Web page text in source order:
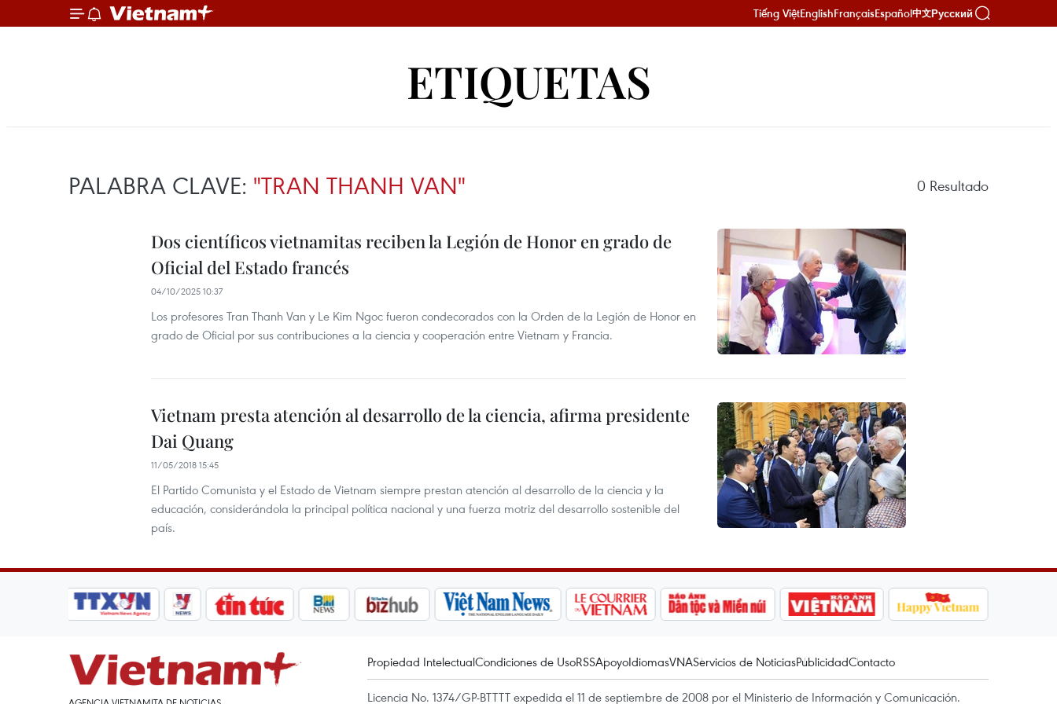
Tiếng ViệtEnglishFrançaisEspañol中文Русский
ETIQUETAS
PALABRA CLAVE: "TRAN THANH VAN" 0 Resultado
Dos científicos vietnamitas reciben la Legión de Honor en grado de
Oficial del Estado francés
04/10/2025 10:37
Los profesores Tran Thanh Van y Le Kim Ngoc fueron condecorados con la Orden de la Legión de Honor en
grado de Oficial por sus contribuciones a la ciencia y cooperación entre Vietnam y Francia.
Vietnam presta atención al desarrollo de la ciencia, afirma presidente
Dai Quang
11/05/2018 15:45
El Partido Comunista y el Estado de Vietnam siempre prestan atención al desarrollo de la ciencia y la
educación, considerándola la principal política nacional y una fuerza motriz del desarrollo sostenible del
país.
Propiedad IntelectualCondiciones de UsoRSSApoyoIdiomasVNAServicios de NoticiasPublicidadContacto
Licencia No. 1374/GP-BTTTT expedida el 11 de septiembre de 2008 por el Ministerio de Información y Comunicación.